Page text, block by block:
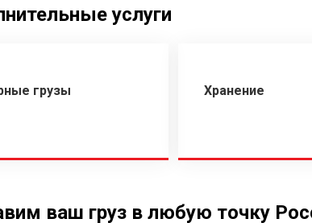
услуги
грузы Хранение
ваш груз в любую точку